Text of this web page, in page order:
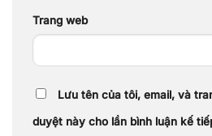
Trang web
Lưu tên của tôi, email, và
duyệt này cho lần bình luận kế